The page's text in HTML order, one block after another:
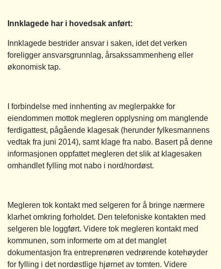
Innklagede har i hovedsak anført:
Innklagede bestrider ansvar i saken, idet det verken
foreligger ansvarsgrunnlag, årsakssammenheng eller
økonomisk tap.
I forbindelse med innhenting av meglerpakke for
eiendommen mottok megleren opplysning om manglende
ferdigattest, pågående klagesak (herunder fylkesmannens
vedtak fra juni 2014), samt klage fra nabo. Basert på denne
informasjonen oppfattet megleren det slik at klagesaken
omhandlet fylling mot nabo i nord/nordøst.
Megleren tok kontakt med selgeren for å bringe nærmere
klarhet omkring forholdet. Den telefoniske kontakten med
selgeren ble loggført. Videre tok megleren kontakt med
kommunen, som informerte om at det manglet
dokumentasjon fra entreprenøren vedrørende kotehøyder
for fylling i det nordøstlige hjørnet av tomten. Videre